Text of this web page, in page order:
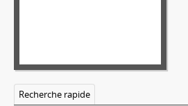
Recherche rapide